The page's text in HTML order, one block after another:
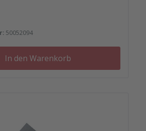
Kunststoffeinsätzen bis zu
50052094
In den Warenkorb